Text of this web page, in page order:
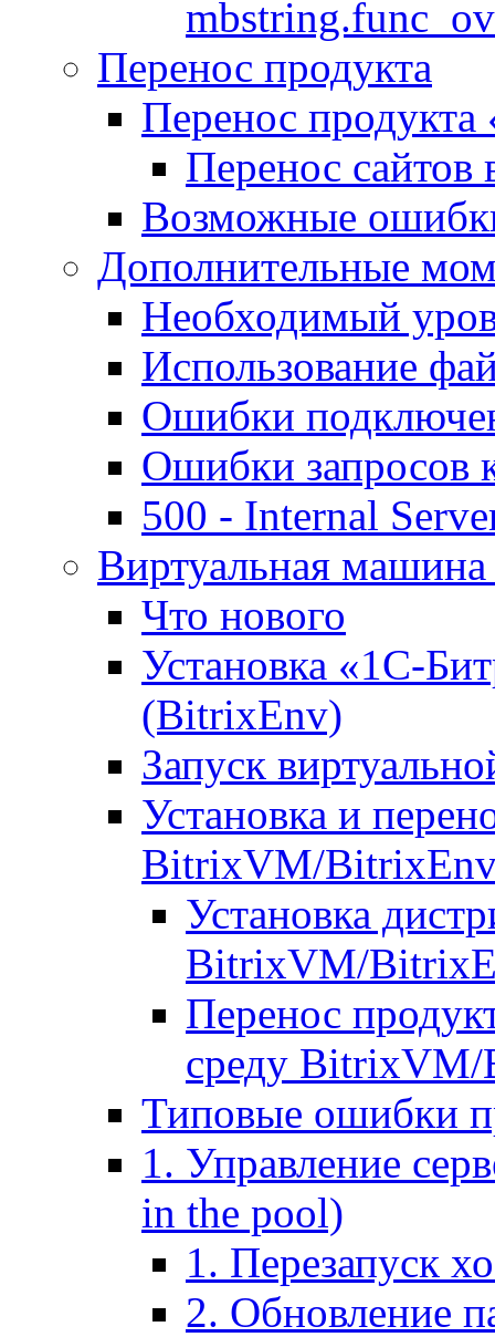
Перенос продукта
Перенос продукта
Перенос сайтов
Возможные
Дополнительные
Необходимый
Использование
Ошибки
Ошибки запросов
500 - Internal
Виртуальная
Что нового
Установка «1С-
(BitrixEnv)
Запуск
Установка и
BitrixVM/
Установка
BitrixVM/
Перенос
среду
Типовые ошибки
1. Управление
in the pool)
1. Перезапуск
2. Обновление